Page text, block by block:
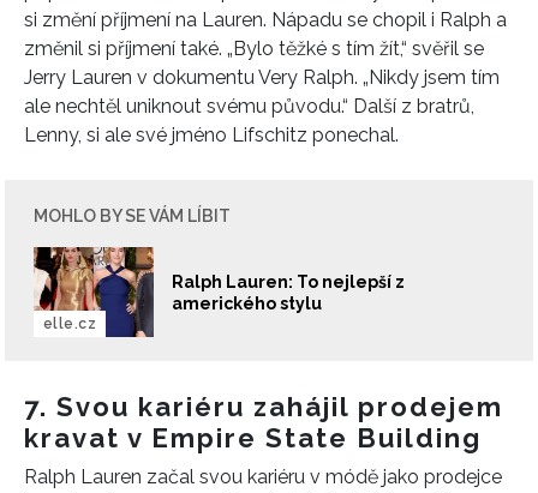
INFORMACE
REDAKCE
si změní příjmení na Lauren. Nápadu se chopil i Ralph a
změnil si příjmení také. „Bylo těžké s tím žít,“ svěřil se
Jerry Lauren v dokumentu Very Ralph. „Nikdy jsem tím
ale nechtěl uniknout svému původu.“ Další z bratrů,
Lenny, si ale své jméno Lifschitz ponechal.
MOHLO BY SE VÁM LÍBIT
Ralph Lauren: To nejlepší z
amerického stylu
elle.cz
7. Svou kariéru zahájil prodejem
kravat v Empire State Building
Ralph Lauren začal svou kariéru v módě jako prodejce